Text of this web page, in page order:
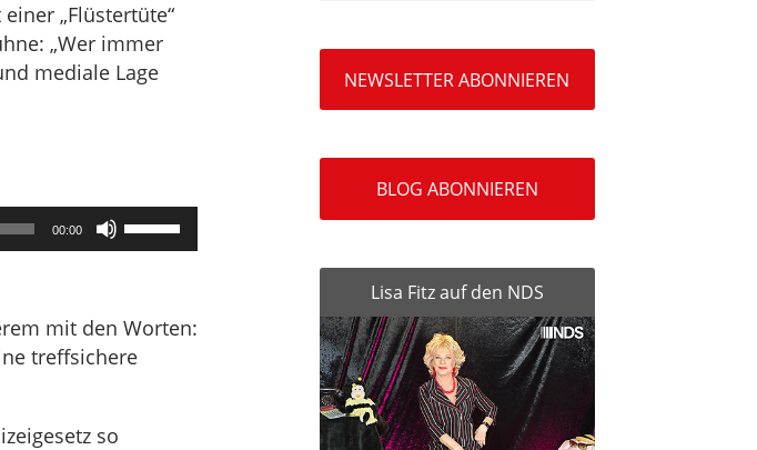
„Flüstertüte“
„Wer immer
mediale Lage
00:00
Pfeiltasten
Hoch/Runter
die
Lautstärke
mit den Worten:
treffsichere
so
NEWSLETTER ABONNIEREN
BLOG ABONNIEREN
Lisa Fitz auf den NDS